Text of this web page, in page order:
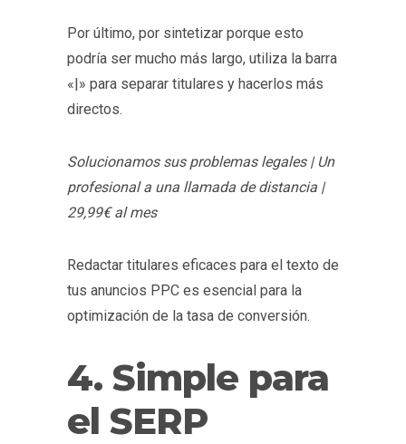
Por último, por sintetizar porque esto
podría ser mucho más largo, utiliza la barra
«|» para separar titulares y hacerlos más
directos.
Solucionamos sus problemas legales | Un
profesional a una llamada de distancia |
29,99€ al mes
Redactar titulares eficaces para el texto de
tus anuncios PPC es esencial para la
optimización de la tasa de conversión.
4. Simple para
el SERP